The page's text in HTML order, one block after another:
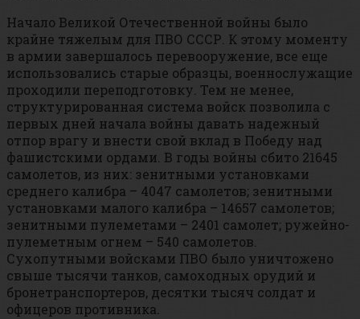
Начало Великой Отечественной войны было
крайне тяжелым для ПВО СССР. К этому моменту
в армии завершалось перевооружение, все еще
использовались старые образцы, военнослужащие
проходили переподготовку. Тем не менее,
структурированная система войск позволила с
первых дней начала войны давать надежный
отпор врагу и внести свой вклад в Победу над
фашистскими ордами. В годы войны сбито 21645
самолетов, из них: зенитными установками
среднего калибра – 4047 самолетов; зенитными
установками малого калибра – 14657 самолетов;
зенитными пулеметами – 2401 самолет; ружейно-
пулеметным огнем – 540 самолетов.
Сухопутными войсками ПВО было уничтожено
свыше тысячи танков, самоходных орудий и
бронетранспортеров, десятки тысяч солдат и
офицеров противника.